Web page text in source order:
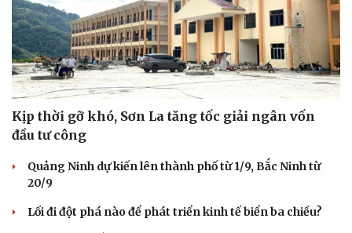
Kịp thời gỡ khó, Sơn La tăng tốc giải ngân vốn
đầu tư công
Quảng Ninh dự kiến lên thành phố từ 1/9, Bắc Ninh từ
20/9
Lối đi đột phá nào để phát triển kinh tế biển ba chiều?